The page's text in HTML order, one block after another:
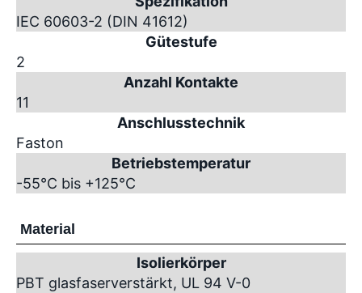
IEC 60603-2 (DIN 41612)
Gütestufe
2
Anzahl Kontakte
11
Anschlusstechnik
Faston
Betriebstemperatur
-55°C bis +125°C
Material
Isolierkörper
PBT glasfaserverstärkt, UL 94 V-0